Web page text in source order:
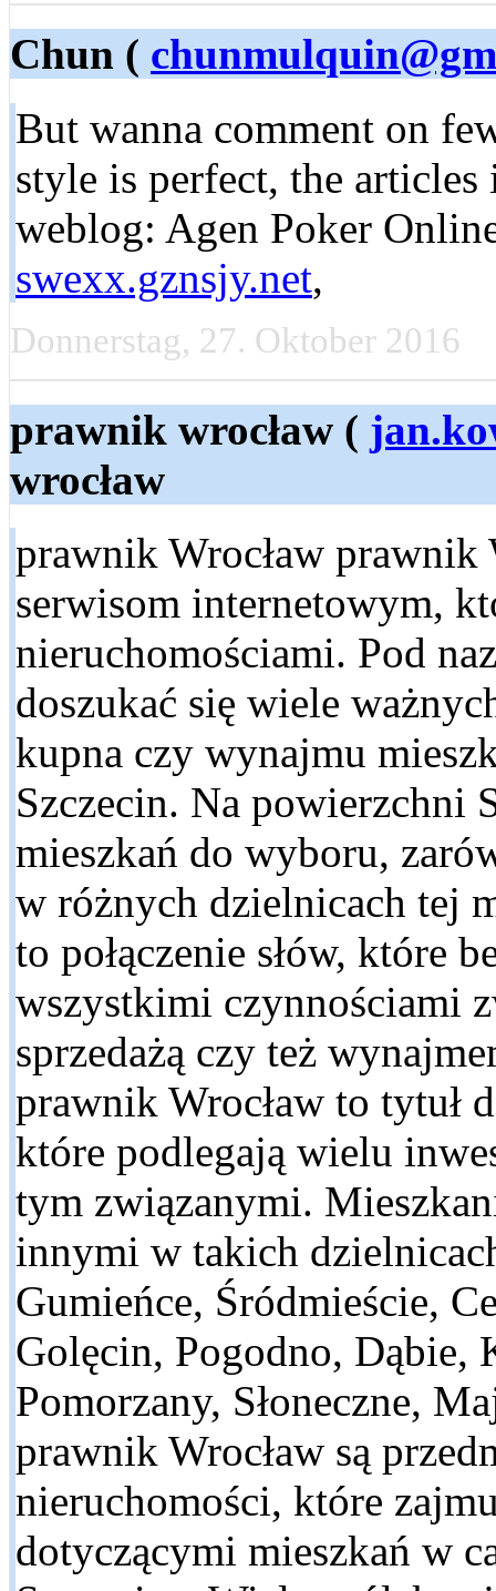
Chun (
But wanna comment on
style is perfect, the
weblog: Agen Poker
swexx.gznsjy.net,
Donnerstag, 27. Oktober 2016
prawnik wrocław (
wrocław
prawnik Wrocław prawnik
serwisom internetowym,
nieruchomościami. Pod
doszukać się wiele
kupna czy wynajmu
Szczecin. Na powierzchni
mieszkań do wyboru,
w różnych dzielnicach tej
to połączenie słów, które
wszystkimi czynnościami
sprzedażą czy też
prawnik Wrocław to tytuł
które podlegają wielu
tym związanymi.
innymi w takich
Gumieńce, Śródmieście,
Golęcin, Pogodno,
Pomorzany, Słoneczne,
prawnik Wrocław są
nieruchomości, które
dotyczącymi mieszkań w